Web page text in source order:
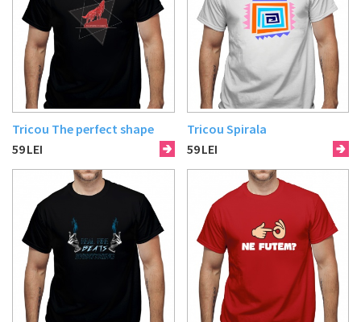
Tricou The perfect shape
59LEI
Tricou Spirala
59LEI